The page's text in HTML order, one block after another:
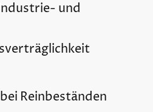
und
Reinbeständen